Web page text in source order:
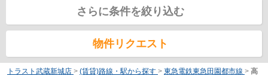
さらに条件を絞り込む
物件リクエスト
トラスト武蔵新城店 > (賃貸)路線・駅から探す > 東急電鉄東急田園都市線 > 高